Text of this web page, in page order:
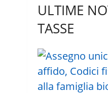
ULTIME
TASSE